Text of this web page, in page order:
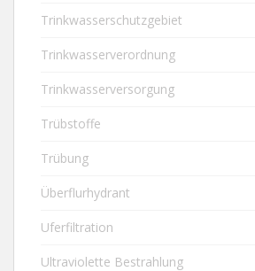
Trinkwasserschutzgebiet
Trinkwasserverordnung
Trinkwasserversorgung
Trübstoffe
Trübung
Überflurhydrant
Uferfiltration
Ultraviolette Bestrahlung